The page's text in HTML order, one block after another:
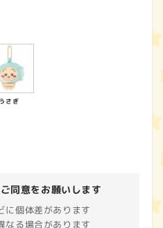
うさぎ
同意をお願いします
に個体差があります
なる場合があります